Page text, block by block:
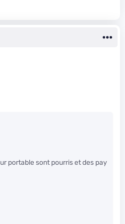
portable sont pourris et des pay